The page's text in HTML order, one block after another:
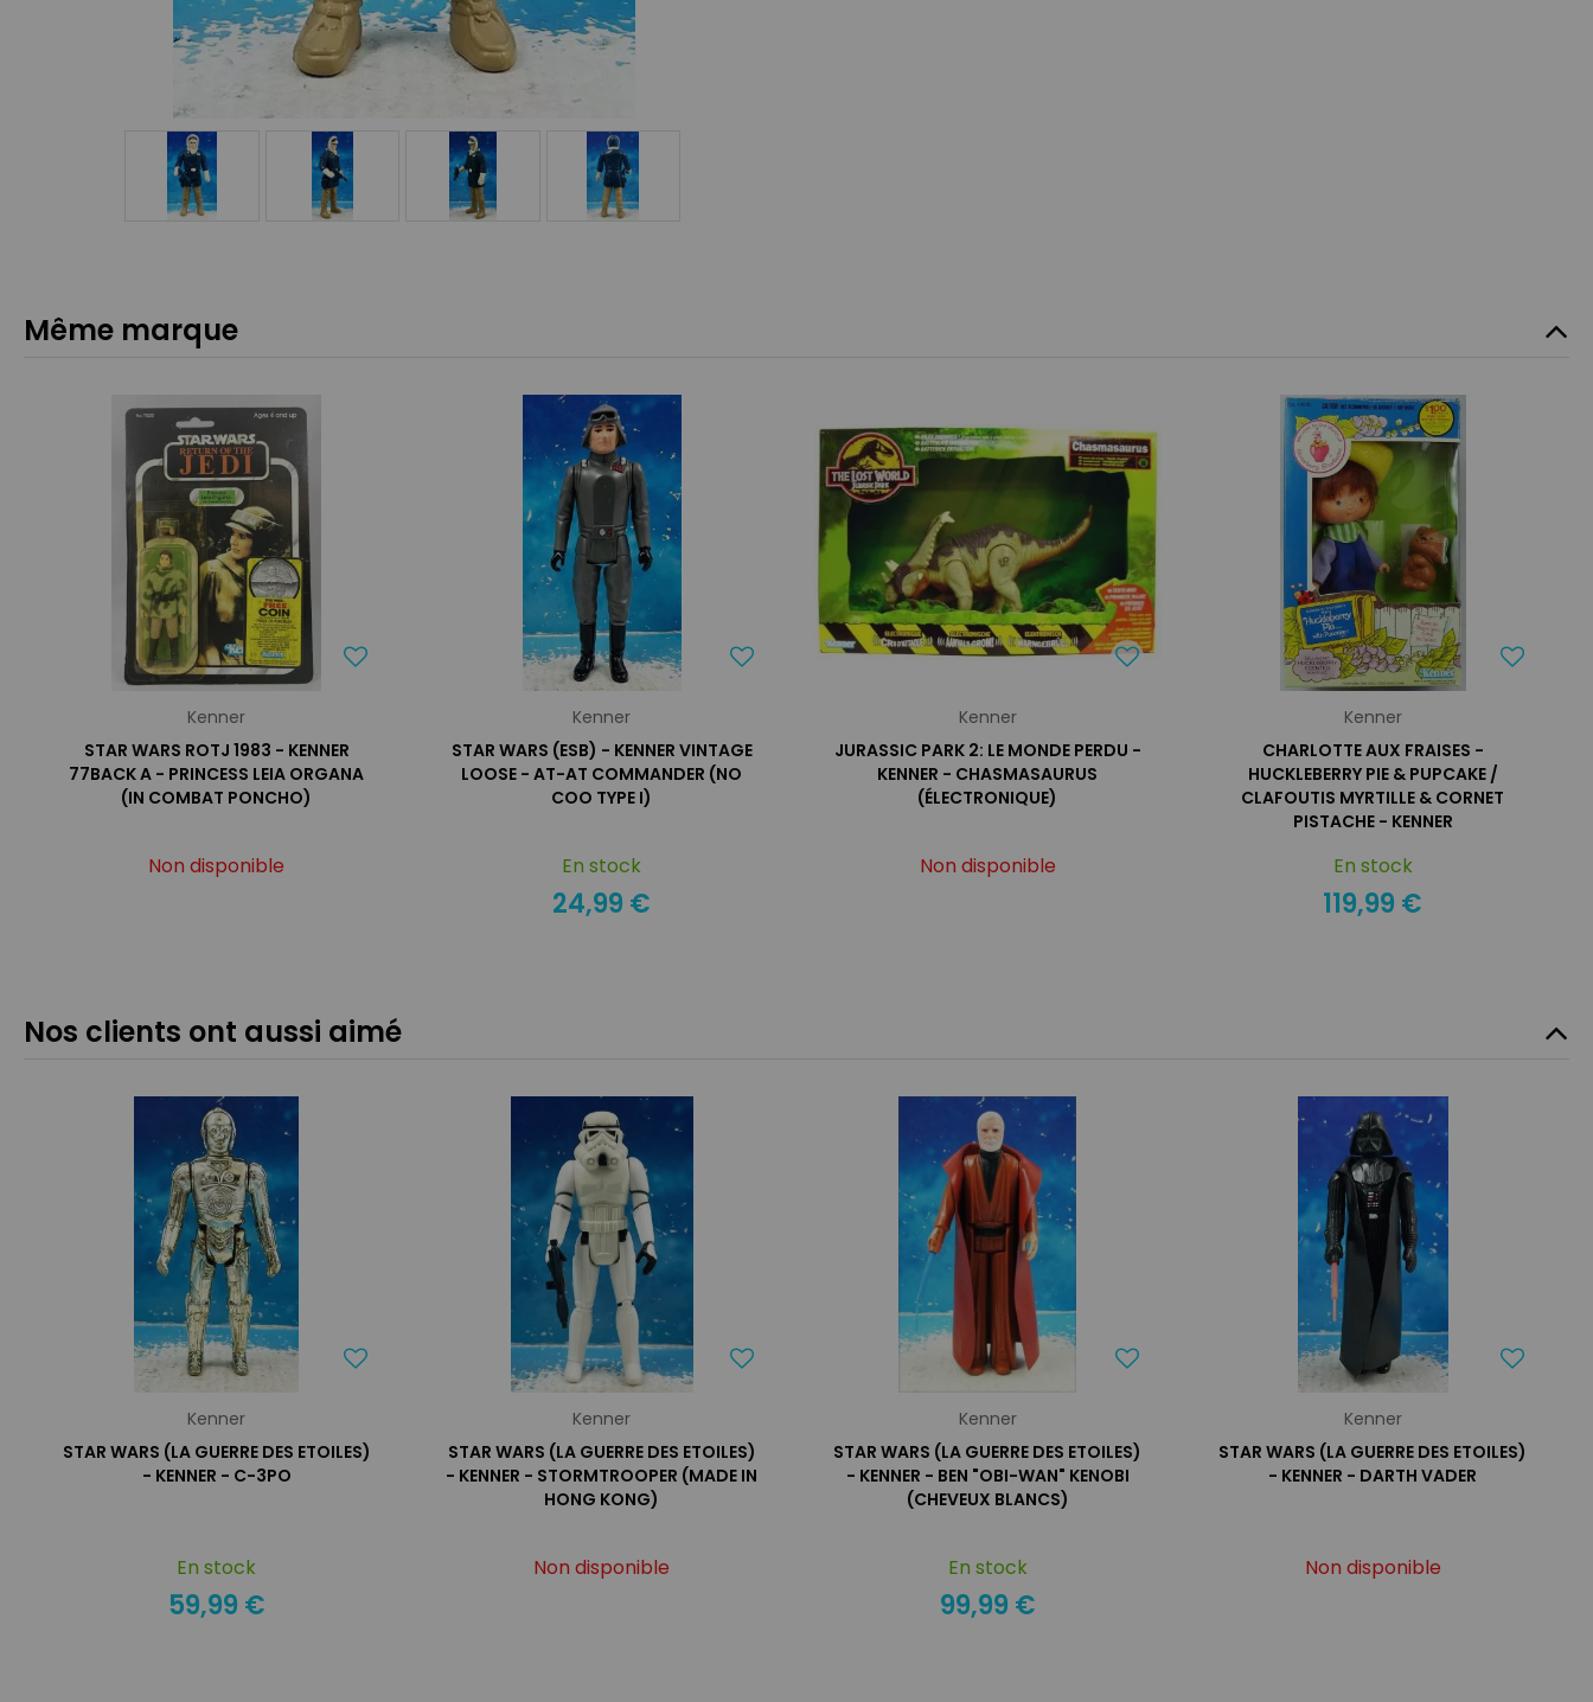
Même marque
Kenner
STAR WARS ROTJ 1983 - KENNER
77BACK A - PRINCESS LEIA ORGANA
(IN COMBAT PONCHO)
Non disponible
Kenner
STAR WARS (ESB) - KENNER VINTAGE
LOOSE - AT-AT COMMANDER (NO
COO TYPE I)
En stock
24,99 €
Kenner
JURASSIC PARK 2: LE MONDE PERDU -
KENNER - CHASMASAURUS
(ÉLECTRONIQUE)
Non disponible
Kenner
CHARLOTTE AUX FRAISES -
HUCKLEBERRY PIE & PUPCAKE /
CLAFOUTIS MYRTILLE & CORNET
PISTACHE - KENNER
En stock
119,99 €
Nos clients ont aussi aimé
Kenner
STAR WARS (LA GUERRE DES ETOILES)
- KENNER - C-3PO
En stock
59,99 €
Kenner
STAR WARS (LA GUERRE DES ETOILES)
- KENNER - STORMTROOPER (MADE IN
HONG KONG)
Non disponible
Kenner
STAR WARS (LA GUERRE DES ETOILES)
- KENNER - BEN "OBI-WAN" KENOBI
(CHEVEUX BLANCS)
En stock
99,99 €
Kenner
STAR WARS (LA GUERRE DES ETOILES)
- KENNER - DARTH VADER
Non disponible